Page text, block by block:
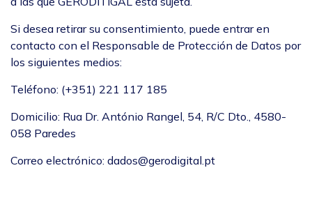
Si desea retirar su consentimiento, puede entrar en
contacto con el Responsable de Protección de Datos por
los siguientes medios:
Teléfono: (+351) 221 117 185
Domicilio: Rua Dr. António Rangel, 54, R/C Dto., 4580-
058 Paredes
Correo electrónico: dados@gerodigital.pt